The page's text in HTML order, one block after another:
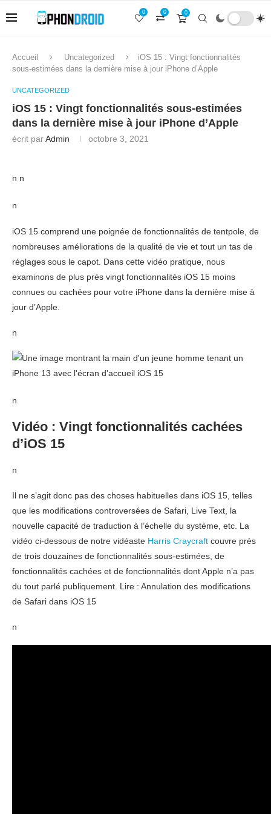
0
0
0
Accueil Uncategorized
iOS 15 : Vingt fonctionnalités
sous-estimées dans la dernière mise à jour iPhone d’Apple
UNCATEGORIZED
iOS 15 : Vingt fonctionnalités sous-estimées
dans la dernière mise à jour iPhone d’Apple
écrit parAdmin octobre 3, 2021
n n
n
iOS 15 comprend une poignée de fonctionnalités de tentpole, de
nombreuses améliorations de la qualité de vie et tout un tas de
réglages sous le capot. Dans cette vidéo pratique, nous
examinons de plus près vingt fonctionnalités iOS 15 moins
connues ou cachées pour votre iPhone dans la dernière mise à
jour d’Apple.
n
n
Vidéo : Vingt fonctionnalités cachées
d’iOS 15
n
Il ne s’agit donc pas des choses habituelles dans iOS 15, telles
que les modifications controversées de Safari, Live Text, la
nouvelle capacité de traduction à l’échelle du système, etc. La
vidéo ci-dessous de notre vidéaste Harris Craycraft couvre près
de trois douzaines de fonctionnalités sous-estimées, de
fonctionnalités cachées et de fonctionnalités dont Apple n’a pas
du tout parlé publiquement. Lire : Annulation des modifications
de Safari dans iOS 15
n